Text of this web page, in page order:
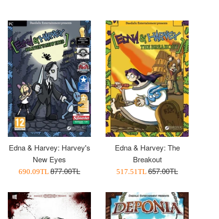
Edna & Harvey: Harvey's
New Eyes
İndirimli
690.09TLNormal
877.00TL
Edna & Harvey: The
Breakout
İndirimli
517.51TLNormal
657.00TL